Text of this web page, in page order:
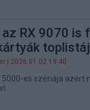
RX 9070 is
| 2026.01.02 19:40
5000-es szériája azért